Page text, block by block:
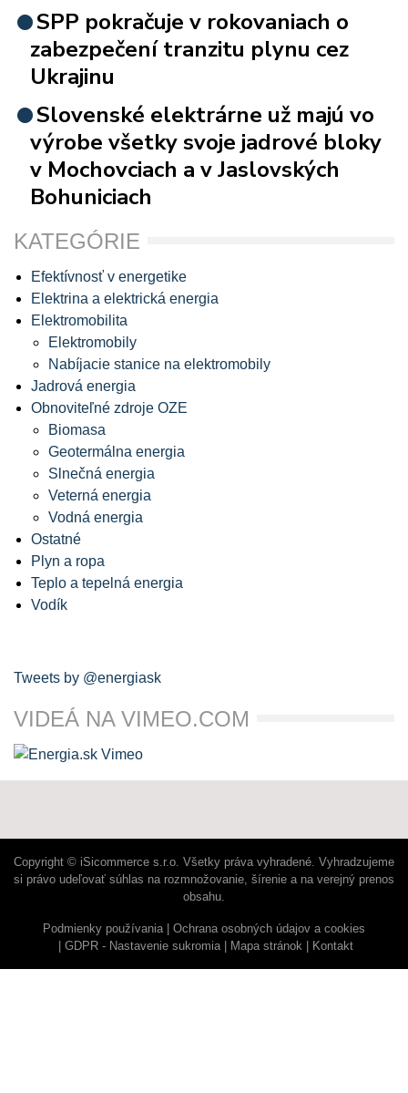
SPP pokračuje v rokovaniach o
zabezpečení tranzitu plynu cez
Ukrajinu
Slovenské elektrárne už majú vo
výrobe všetky svoje jadrové bloky
v Mochovciach a v Jaslovských
Bohuniciach
KATEGÓRIE
Efektívnosť v energetike
Elektrina a elektrická energia
Elektromobilita
Elektromobily
Nabíjacie stanice na elektromobily
Jadrová energia
Obnoviteľné zdroje OZE
Biomasa
Geotermálna energia
Slnečná energia
Veterná energia
Vodná energia
Ostatné
Plyn a ropa
Teplo a tepelná energia
Vodík
Tweets by @energiask
VIDEÁ NA VIMEO.COM
Copyright © iSicommerce s.r.o. Všetky práva vyhradené. Vyhradzujeme
si právo udeľovať súhlas na rozmnožovanie, šírenie a na verejný prenos
obsahu.
Podmienky používania
Ochrana osobných údajov a cookies
GDPR - Nastavenie sukromia
Mapa stránok Kontakt